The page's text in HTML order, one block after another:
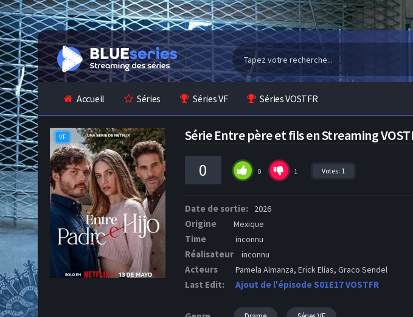
Accueil Séries Séries VF Séries VOSTFR
VF Série Entre père et fils en Streaming
0 0 1 Votes: 1
Date de sortie: 2026
Origine Mexique
Time inconnu
Réalisateur inconnu
Acteurs Pamela Almanza, Erick Elías, Graco Sendel
Last Edit: Ajout de l'épisode S01E17 VOSTFR